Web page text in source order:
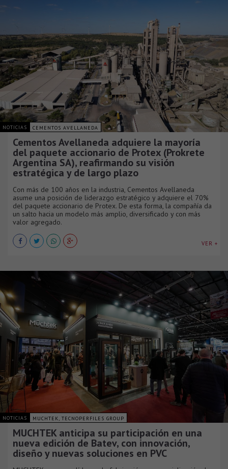
NOTICIAS CEMENTOS AVELLANEDA
Cementos Avellaneda adquiere la mayoría
del paquete accionario de Protex (Prokrete
Argentina SA), reafirmando su visión
estratégica y de largo plazo
Con más de 100 años en la industria, Cementos Avellaneda
asume una posición de liderazgo estratégico y adquiere el 70%
del paquete accionario de Protex. De esta forma, la compañía da
un salto hacia un modelo más amplio, diversificado y con más
valor agregado.
VER +
NOTICIAS MUCHTEK, TECNOPERFILES GROUP
MUCHTEK anticipa su participación en una
nueva edición de Batev, con innovación,
diseño y nuevas soluciones en PVC